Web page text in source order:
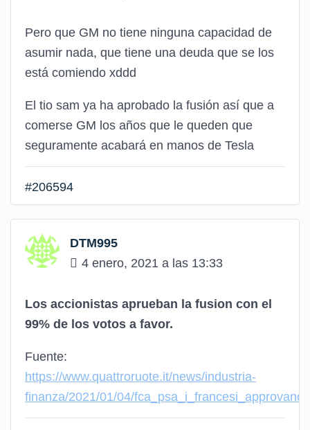
Pero que GM no tiene ninguna capacidad de
asumir nada, que tiene una deuda que se los
está comiendo xddd
El tio sam ya ha aprobado la fusión así que a
comerse GM los años que le queden que
seguramente acabará en manos de Tesla
#206594
DTM995
4 enero, 2021 a las 13:33
Los accionistas aprueban la fusion con el
99% de los votos a favor.
Fuente:
https://www.quattroruote.it/news/industria-
finanza/2021/01/04/